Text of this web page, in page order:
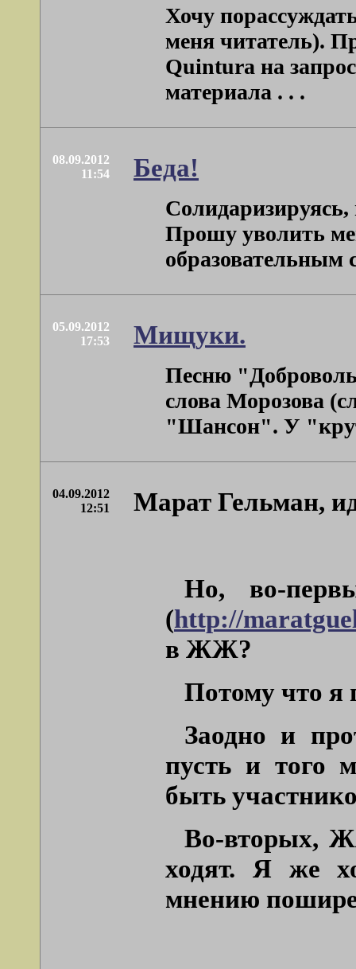
Хочу
меня читатель).
Quintura на
материала . . .
08.09.2012
11:54
Беда!
Прошу уволить
образовательным
05.09.2012
17:53
Мищуки.
Песню
слова Морозова
"Шансон". У
04.09.2012
12:51
Марат Гельман,
Но, во-
(http://
в ЖЖ?
Потому что я
Заодно и
пусть и того
быть
Во-вторых,
ходят. Я же
мнению